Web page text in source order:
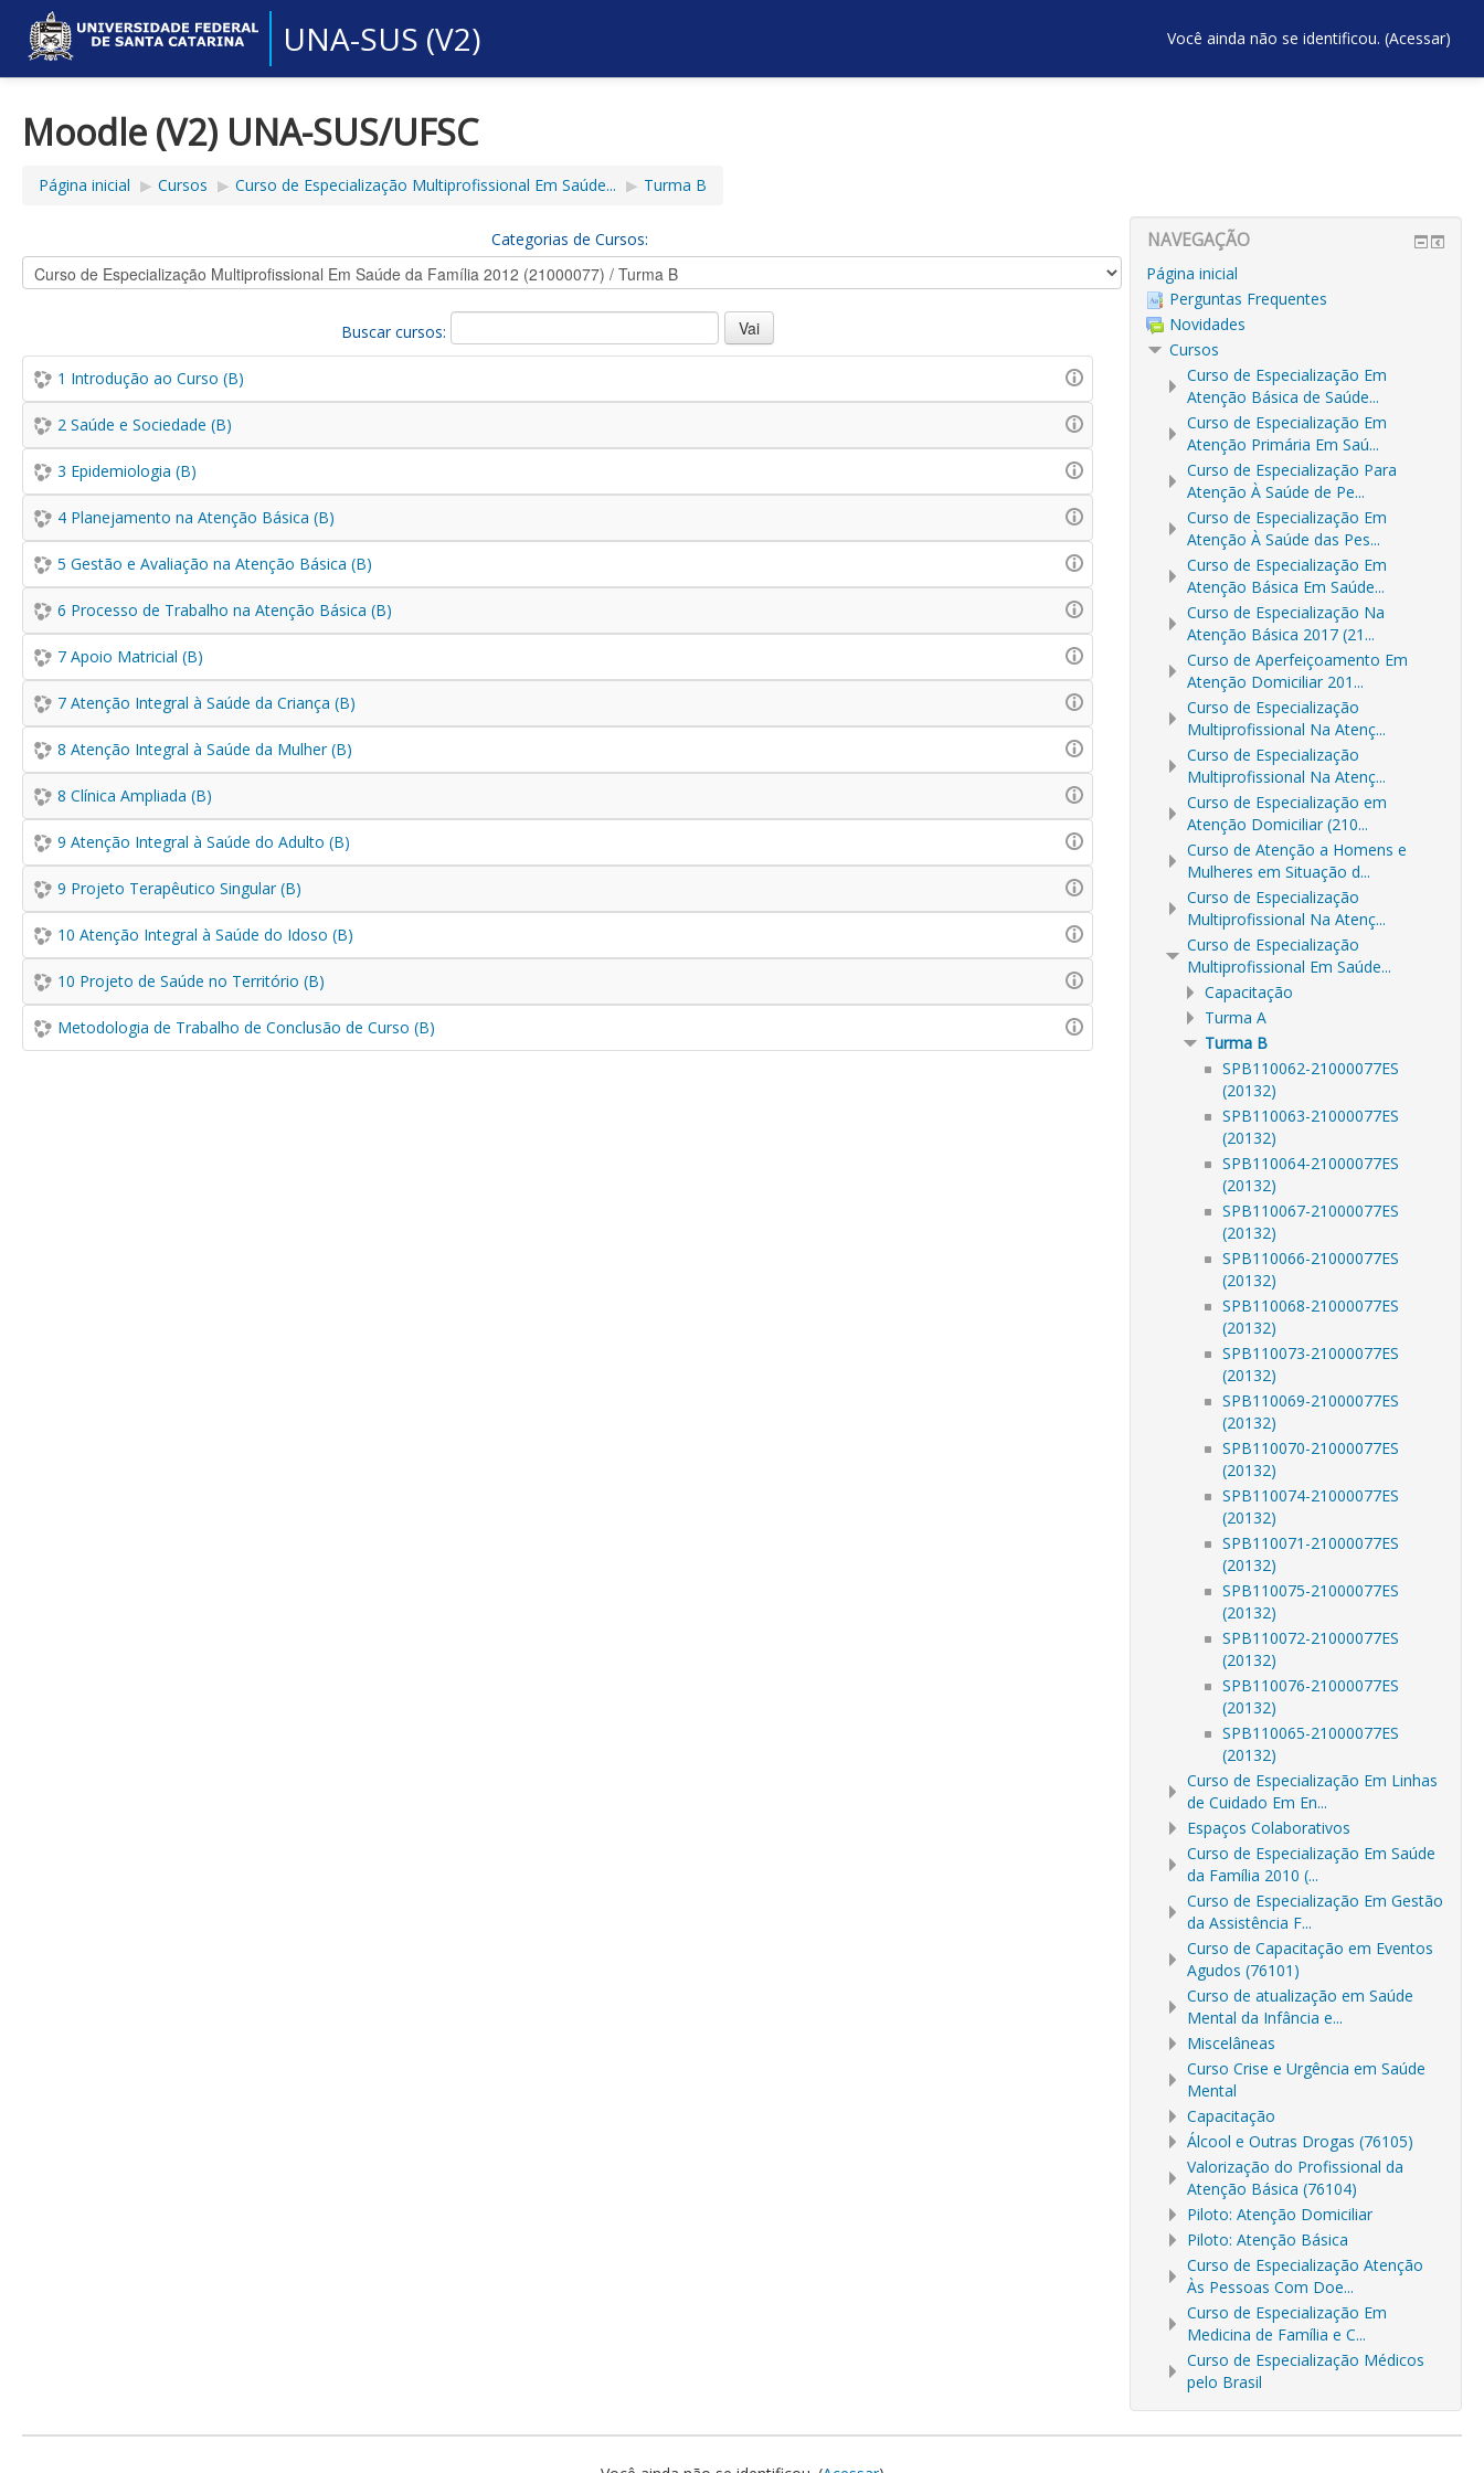
UNA-SUS (V2) Você ainda não se identificou. (Acessar)
Moodle (V2) UNA-SUS/UFSC
Página inicial ▶︎ Cursos ▶︎ Curso de Especialização Multiprofissional Em Saúde... ▶︎ Turma B
Categorias de Cursos:
Buscar cursos:
1 Introdução ao Curso (B)
2 Saúde e Sociedade (B)
3 Epidemiologia (B)
4 Planejamento na Atenção Básica (B)
5 Gestão e Avaliação na Atenção Básica (B)
6 Processo de Trabalho na Atenção Básica (B)
7 Apoio Matricial (B)
7 Atenção Integral à Saúde da Criança (B)
8 Atenção Integral à Saúde da Mulher (B)
8 Clínica Ampliada (B)
9 Atenção Integral à Saúde do Adulto (B)
9 Projeto Terapêutico Singular (B)
10 Atenção Integral à Saúde do Idoso (B)
10 Projeto de Saúde no Território (B)
Metodologia de Trabalho de Conclusão de Curso (B)
NAVEGAÇÃO
Página inicial
Perguntas Frequentes
Novidades
Cursos
Curso de Especialização Em
Atenção Básica de Saúde...
Curso de Especialização Em
Atenção Primária Em Saú...
Curso de Especialização Para
Atenção À Saúde de Pe...
Curso de Especialização Em
Atenção À Saúde das Pes...
Curso de Especialização Em
Atenção Básica Em Saúde...
Curso de Especialização Na
Atenção Básica 2017 (21...
Curso de Aperfeiçoamento Em
Atenção Domiciliar 201...
Curso de Especialização
Multiprofissional Na Atenç...
Curso de Especialização
Multiprofissional Na Atenç...
Curso de Especialização em
Atenção Domiciliar (210...
Curso de Atenção a Homens e
Mulheres em Situação d...
Curso de Especialização
Multiprofissional Na Atenç...
Curso de Especialização
Multiprofissional Em Saúde...
Capacitação
Turma A
Turma B
SPB110062-21000077ES
(20132)
SPB110063-21000077ES
(20132)
SPB110064-21000077ES
(20132)
SPB110067-21000077ES
(20132)
SPB110066-21000077ES
(20132)
SPB110068-21000077ES
(20132)
SPB110073-21000077ES
(20132)
SPB110069-21000077ES
(20132)
SPB110070-21000077ES
(20132)
SPB110074-21000077ES
(20132)
SPB110071-21000077ES
(20132)
SPB110075-21000077ES
(20132)
SPB110072-21000077ES
(20132)
SPB110076-21000077ES
(20132)
SPB110065-21000077ES
(20132)
Curso de Especialização Em Linhas
de Cuidado Em En...
Espaços Colaborativos
Curso de Especialização Em Saúde
da Família 2010 (...
Curso de Especialização Em Gestão
da Assistência F...
Curso de Capacitação em Eventos
Agudos (76101)
Curso de atualização em Saúde
Mental da Infância e...
Miscelâneas
Curso Crise e Urgência em Saúde
Mental
Capacitação
Álcool e Outras Drogas (76105)
Valorização do Profissional da
Atenção Básica (76104)
Piloto: Atenção Domiciliar
Piloto: Atenção Básica
Curso de Especialização Atenção
Às Pessoas Com Doe...
Curso de Especialização Em
Medicina de Família e C...
Curso de Especialização Médicos
pelo Brasil